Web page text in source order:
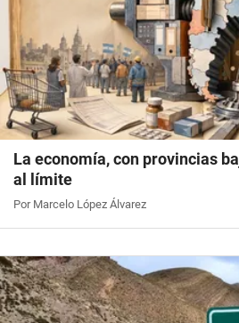
La economía, con provincias
al límite
Por Marcelo López Álvarez